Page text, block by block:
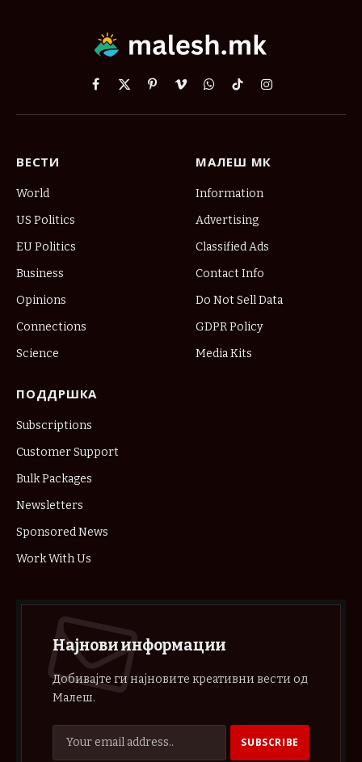
Facebook
X
PinterestVimeoWhatsApp
TikTokInstagram
ВЕСТИ
World
US Politics
EU Politics
Business
Opinions
Connections
Science
МАЛЕШ МК
Information
Advertising
Classified Ads
Contact Info
Do Not Sell Data
GDPR Policy
Media Kits
ПОДДРШКА
Subscriptions
Customer Support
Bulk Packages
Newsletters
Sponsored News
Work With Us
Најнови информации
Добивајте ги најновите креативни вести од
Малеш.